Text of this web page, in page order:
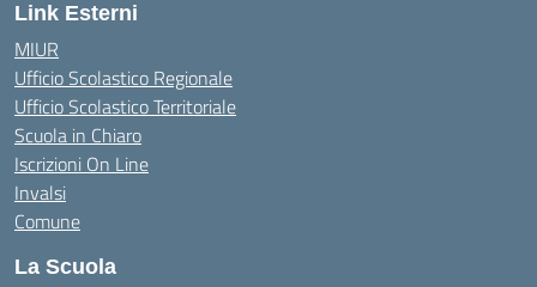
Link Esterni
MIUR
Ufficio Scolastico Regionale
Ufficio Scolastico Territoriale
Scuola in Chiaro
Iscrizioni On Line
Invalsi
Comune
La Scuola